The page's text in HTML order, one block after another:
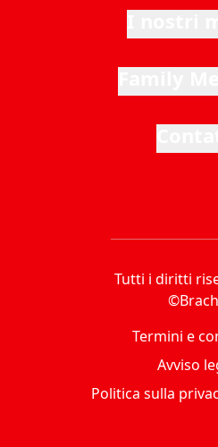
Tutti i diritti
Termini e
Avviso
Politica sulla